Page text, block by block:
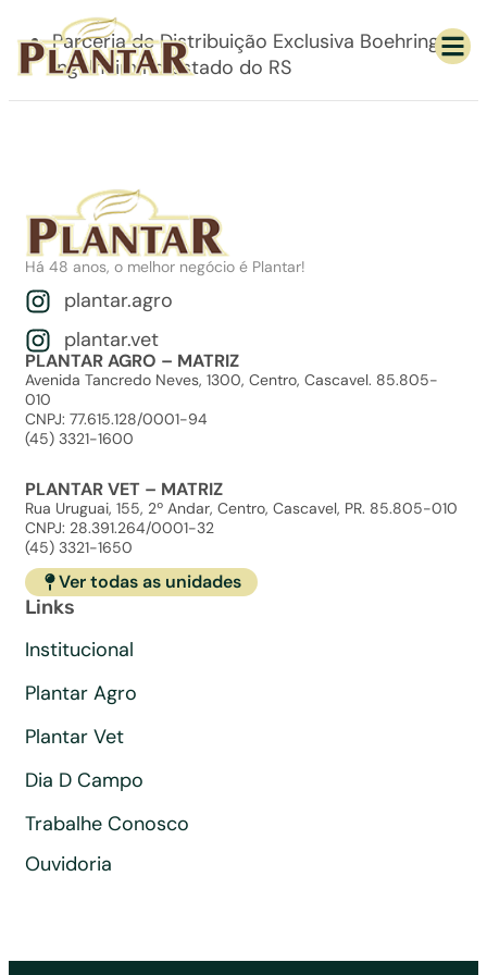
Parceria de Distribuição Exclusiva Boehringer
Ingelheim no estado do RS
Há 48 anos, o melhor negócio é Plantar!
plantar.agro
plantar.vet
PLANTAR AGRO – MATRIZ
Avenida Tancredo Neves, 1300, Centro, Cascavel. 85.805-
010
CNPJ: 77.615.128/0001-94
(45) 3321-1600
PLANTAR VET – MATRIZ
Rua Uruguai, 155, 2º Andar, Centro, Cascavel, PR. 85.805-010
CNPJ: 28.391.264/0001-32
(45) 3321-1650
Ver todas as unidades
Links
Institucional
Plantar Agro
Plantar Vet
Dia D Campo
Trabalhe Conosco
Ouvidoria